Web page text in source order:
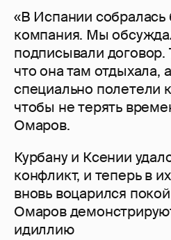
«В Испании собралась
компания. Мы
подписывали договор.
что она там отдыхала,
специально полетели
чтобы не терять
Омаров.
Курбану и Ксении
конфликт, и теперь в
вновь воцарился
Омаров
идиллию